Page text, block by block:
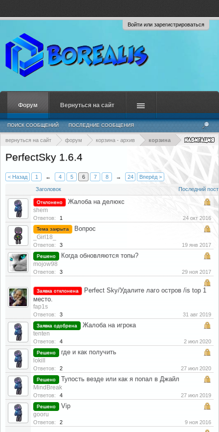
Войти или зарегистрироваться
вернуться на сайт форум корзина - архив корзина
PerfectSky 1.6.4
< Назад 1 ← 4 5 6 7 8 → 24 Вперёд >
Заголовок Последний пост
Отклонено Жалоба на делюкс
shem
Ответов: 1 24 окт 2016
Тема закрыта Вопрос
_Girl18_
Ответов: 3 19 янв 2017
Решено Когда обновляются топы?
mojow98
Ответов: 3 29 ноя 2017
Заявка отклонена
Perfect Sky/Удалите лаго остров /is top 1
место.
fap1s
Ответов: 3 31 авг 2019
Заявка одобрена Жалоба на игрока
tenten
Ответов: 4 2 июл 2020
Решено где и как получить
lokill
Ответов: 2 27 июл 2020
Решено Тупость везде или как я попал в Джайл
MindBreak
Ответов: 4 27 июл 2019
Решено Vip
gooru
Ответов: 2 9 ноя 2016
Форум
ПОИСК СООБЩЕНИЙ ПОСЛЕДНИЕ СООБЩЕНИЯ
Вернуться на сайт